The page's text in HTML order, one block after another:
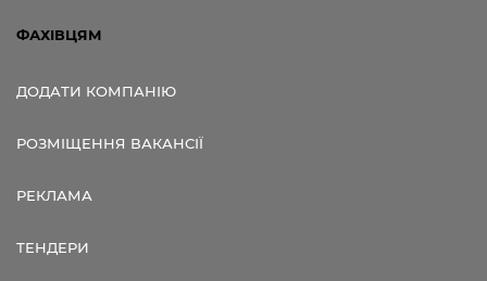
ФАХІВЦЯМ
ДОДАТИ КОМПАНІЮ
РОЗМІЩЕННЯ ВАКАНСІЇ
РЕКЛАМА
ТЕНДЕРИ